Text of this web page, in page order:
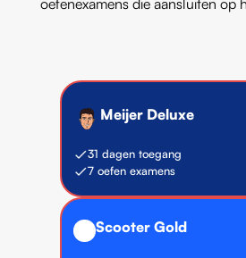
oefenexamens die aansluiten op
Meijer Deluxe
31 dagen toegang
7 oefen examens
Scooter Gold